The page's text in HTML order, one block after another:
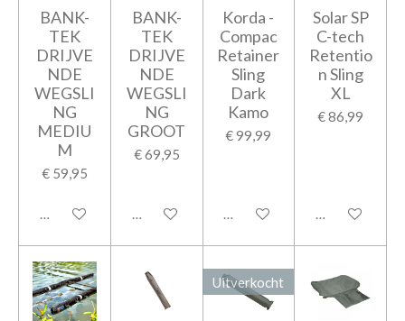
BANK-
TEK
DRIJVE
NDE
WEGSLI
NG
MEDIU
M
€ 59,95
Houd mij op de hoogte
BANK-
TEK
DRIJVE
NDE
WEGSLI
NG
GROOT
€ 69,95
Houd mij op de hoogte
Korda -
Compac
Retainer
Sling
Dark
Kamo
€ 99,99
In winkelwagen
Solar SP
C-tech
Retentio
n Sling
XL
€ 86,99
In
Uitverkocht